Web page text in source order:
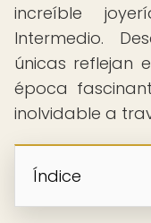
increíble
Intermedio.
únicas reflejan
época
inolvidable a
Índice